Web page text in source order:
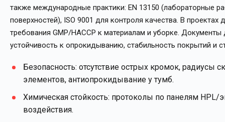
также международные практики: EN 13150 (лабораторные
поверхностей), ISO 9001 для контроля качества. В
требования GMP/HACCP к материалам и уборке.
устойчивость к опрокидыванию, стабильность покрытий и
Безопасность: отсутствие острых кромок,
элементов, антиопрокидывание у тумб.
Химическая стойкость: протоколы по панелям
воздействия.